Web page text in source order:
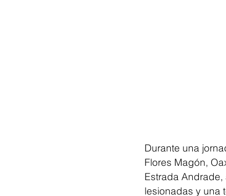
Durante una
Flores Magón,
Estrada
lesionadas y una